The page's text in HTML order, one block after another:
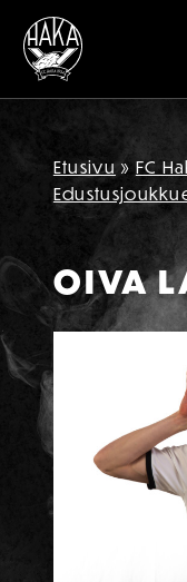
Siirry sisältöön
Etusivu »FC
OIVA